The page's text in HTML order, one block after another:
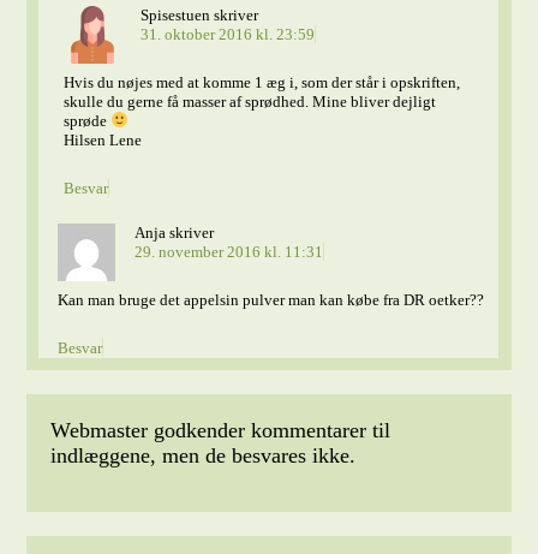
Spisestuen skriver
31. oktober 2016 kl. 23:59
Hvis du nøjes med at komme 1 æg i, som der står i opskriften,
skulle du gerne få masser af sprødhed. Mine bliver dejligt
sprøde
Hilsen Lene
Besvar
Anja skriver
29. november 2016 kl. 11:31
Kan man bruge det appelsin pulver man kan købe fra DR oetker??
Besvar
Webmaster godkender kommentarer til
indlæggene, men de besvares ikke.